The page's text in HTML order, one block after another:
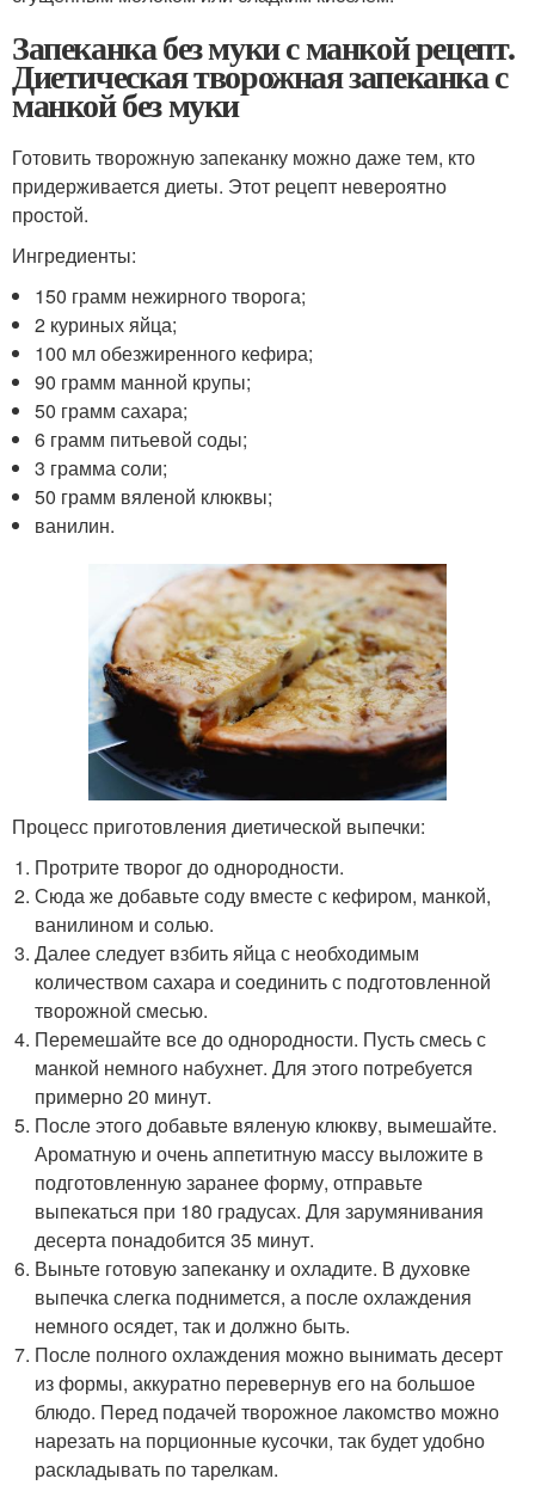
Запеканка без муки с манкой рецепт.
Диетическая творожная запеканка с
манкой без муки
Готовить творожную запеканку можно даже тем, кто
придерживается диеты. Этот рецепт невероятно
простой.
Ингредиенты:
150 грамм нежирного творога;
2 куриных яйца;
100 мл обезжиренного кефира;
90 грамм манной крупы;
50 грамм сахара;
6 грамм питьевой соды;
3 грамма соли;
50 грамм вяленой клюквы;
ванилин.
Процесс приготовления диетической выпечки:
Протрите творог до однородности.
Сюда же добавьте соду вместе с кефиром, манкой,
ванилином и солью.
Далее следует взбить яйца с необходимым
количеством сахара и соединить с подготовленной
творожной смесью.
Перемешайте все до однородности. Пусть смесь с
манкой немного набухнет. Для этого потребуется
примерно 20 минут.
После этого добавьте вяленую клюкву, вымешайте.
Ароматную и очень аппетитную массу выложите в
подготовленную заранее форму, отправьте
выпекаться при 180 градусах. Для зарумянивания
десерта понадобится 35 минут.
Выньте готовую запеканку и охладите. В духовке
выпечка слегка поднимется, а после охлаждения
немного осядет, так и должно быть.
После полного охлаждения можно вынимать десерт
из формы, аккуратно перевернув его на большое
блюдо. Перед подачей творожное лакомство можно
нарезать на порционные кусочки, так будет удобно
раскладывать по тарелкам.